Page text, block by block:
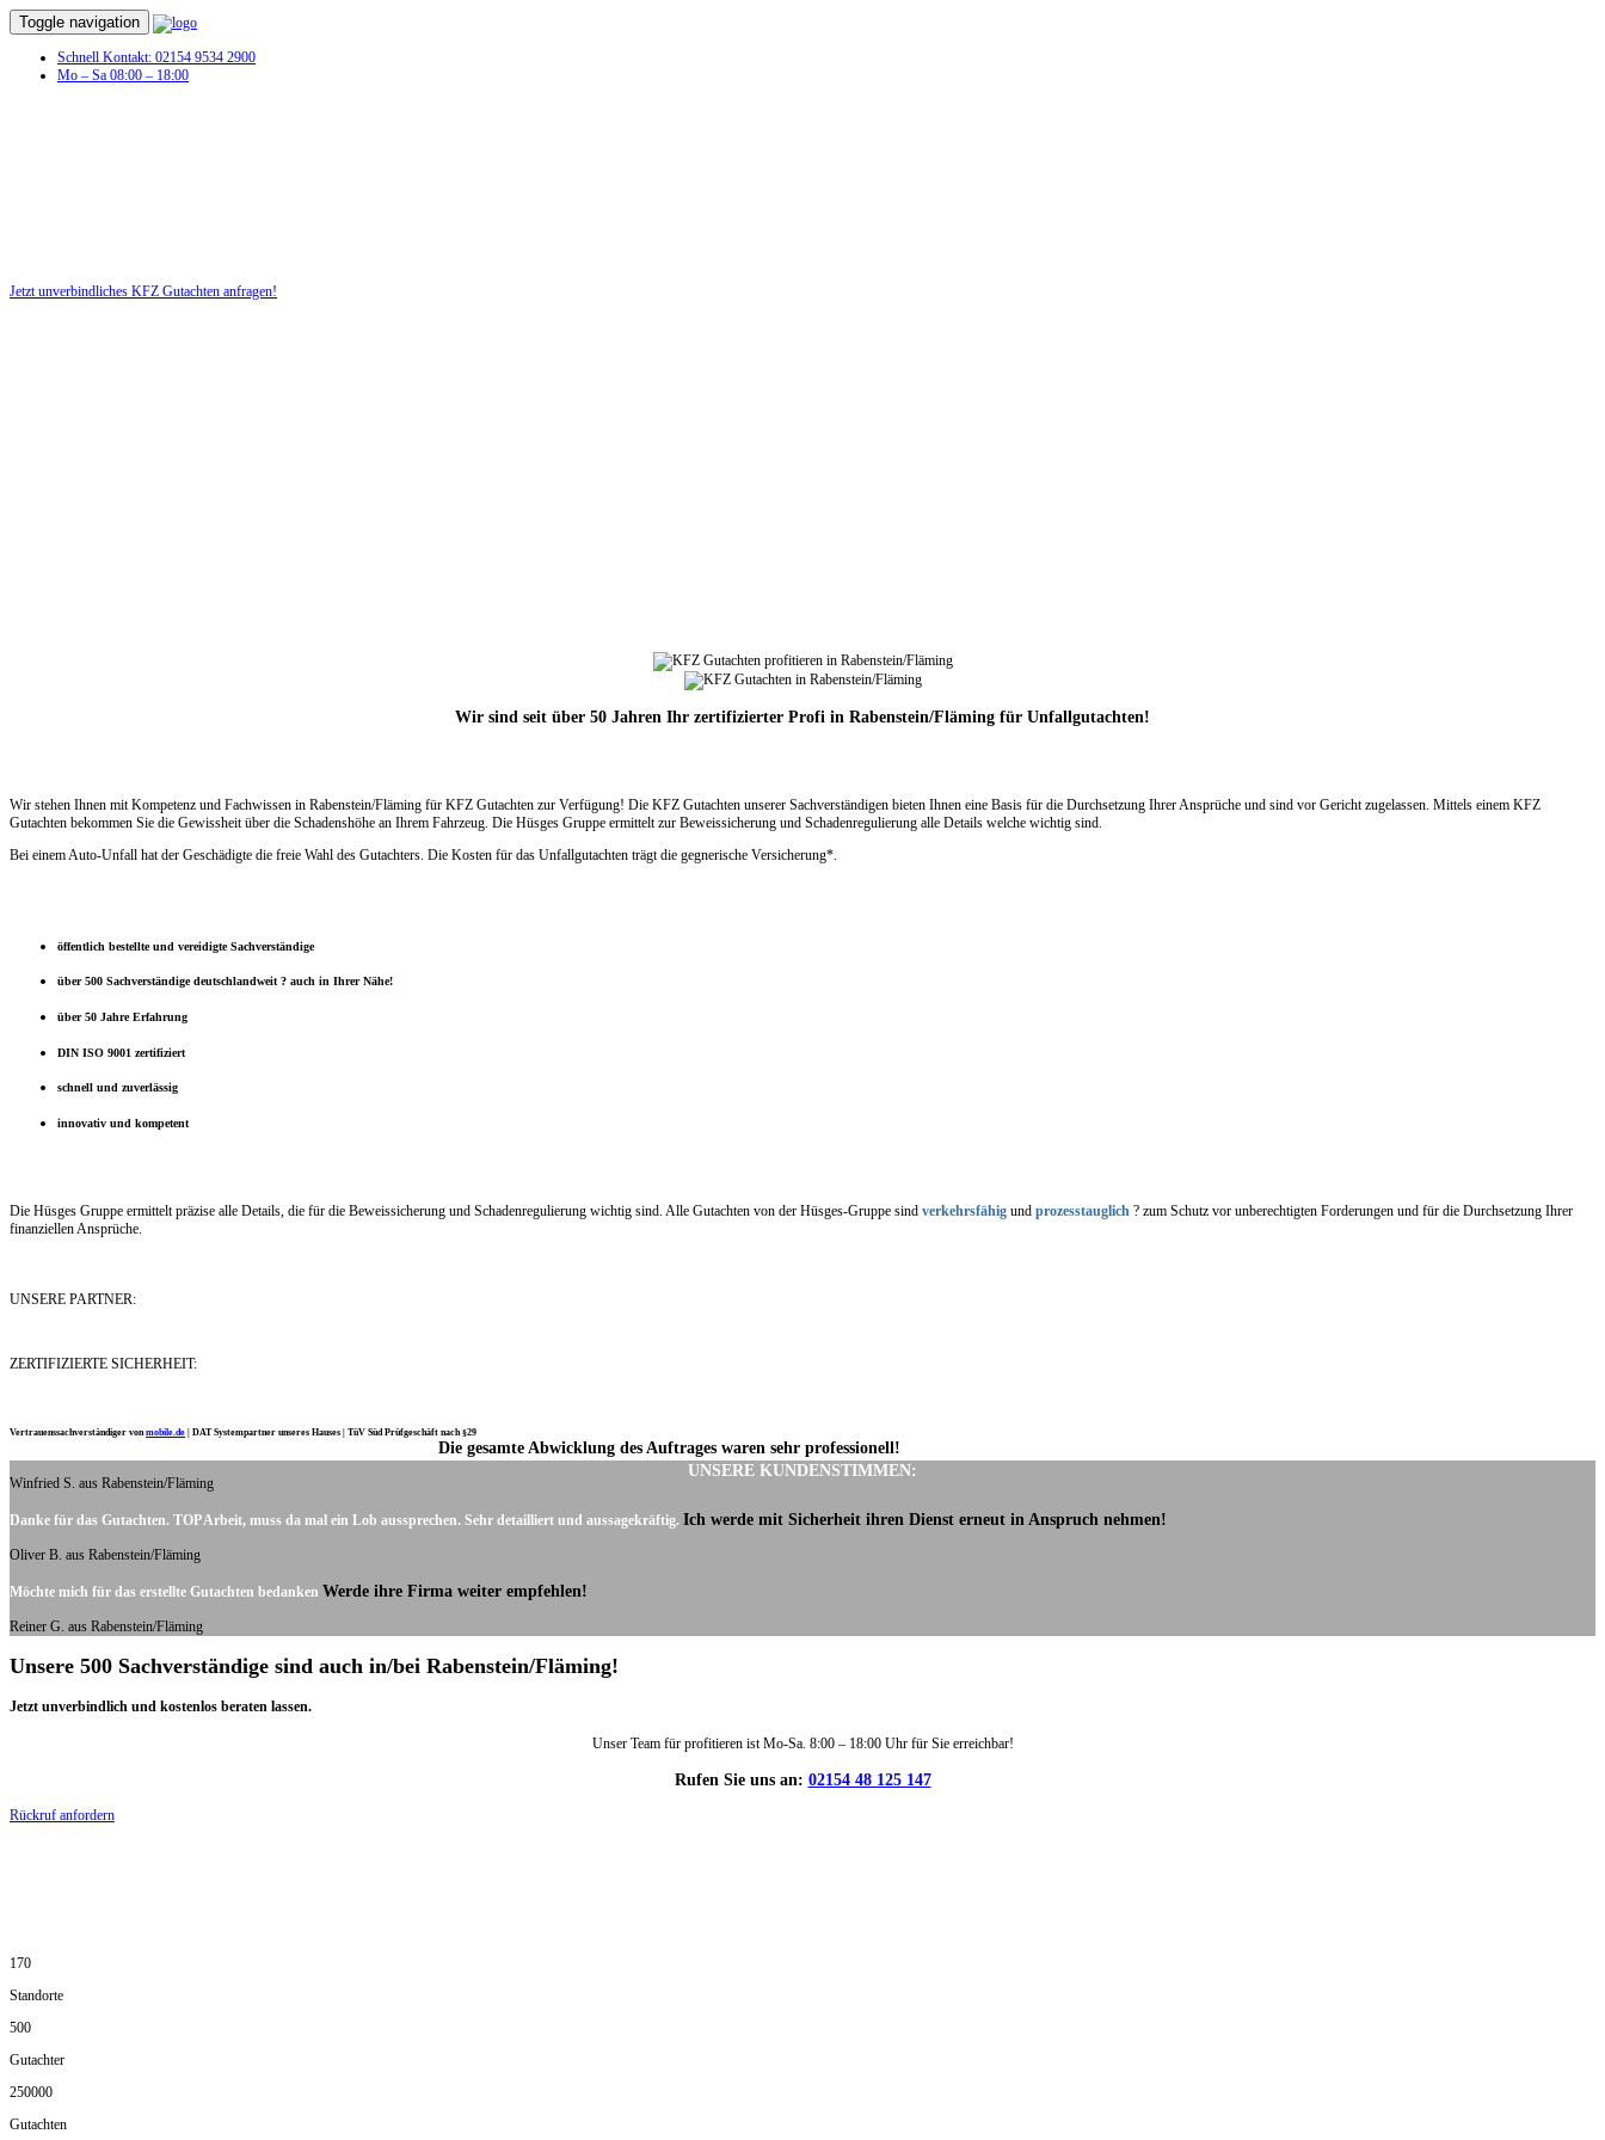
Toggle navigation
Schnell Kontakt: 02154 9534 2900
Mo – Sa 08:00 – 18:00
Jetzt unverbindliches KFZ Gutachten anfragen!
Wir sind seit über 50 Jahren Ihr zertifizierter Profi in Rabenstein/Fläming für Unfallgutachten!
Wir stehen Ihnen mit Kompetenz und Fachwissen in Rabenstein/Fläming für KFZ Gutachten zur Verfügung! Die KFZ Gutachten unserer Sachverständigen bieten Ihnen eine Basis für die Durchsetzung Ihrer Ansprüche und sind vor Gericht zugelassen. Mittels einem KFZ
Gutachten bekommen Sie die Gewissheit über die Schadenshöhe an Ihrem Fahrzeug. Die Hüsges Gruppe ermittelt zur Beweissicherung und Schadenregulierung alle Details welche wichtig sind.
Bei einem Auto-Unfall hat der Geschädigte die freie Wahl des Gutachters. Die Kosten für das Unfallgutachten trägt die gegnerische Versicherung*.
öffentlich bestellte und vereidigte Sachverständige
über 500 Sachverständige deutschlandweit ? auch in Ihrer Nähe!
über 50 Jahre Erfahrung
DIN ISO 9001 zertifiziert
schnell und zuverlässig
innovativ und kompetent
Die Hüsges Gruppe ermittelt präzise alle Details, die für die Beweissicherung und Schadenregulierung wichtig sind. Alle Gutachten von der Hüsges-Gruppe sind verkehrsfähig und prozesstauglich ? zum Schutz vor unberechtigten Forderungen und für die Durchsetzung Ihrer
finanziellen Ansprüche.
UNSERE PARTNER:
ZERTIFIZIERTE SICHERHEIT:
Vertrauenssachverständiger vonmobile.de DAT Systempartner unseres Hauses | TüV Süd Prüfgeschäft nach §29
UNSERE KUNDENSTIMMEN:
Die gesamte Abwicklung des Auftrages waren sehr professionell!
Winfried S. aus Rabenstein/Fläming
Danke für das Gutachten. TOP Arbeit, muss da mal ein Lob aussprechen. Sehr detailliert und aussagekräftig. Ich werde mit Sicherheit ihren Dienst erneut in Anspruch nehmen!
Oliver B. aus Rabenstein/Fläming
Möchte mich für das erstellte Gutachten bedanken Werde ihre Firma weiter empfehlen!
Reiner G. aus Rabenstein/Fläming
Unsere 500 Sachverständige sind auch in/bei Rabenstein/Fläming!
Jetzt unverbindlich und kostenlos beraten lassen.
Unser Team für profitieren ist Mo-Sa. 8:00 – 18:00 Uhr für Sie erreichbar!
Rufen Sie uns an: 02154 48 125 147
Rückruf anfordern
170
Standorte
500
Gutachter
250000
Gutachten